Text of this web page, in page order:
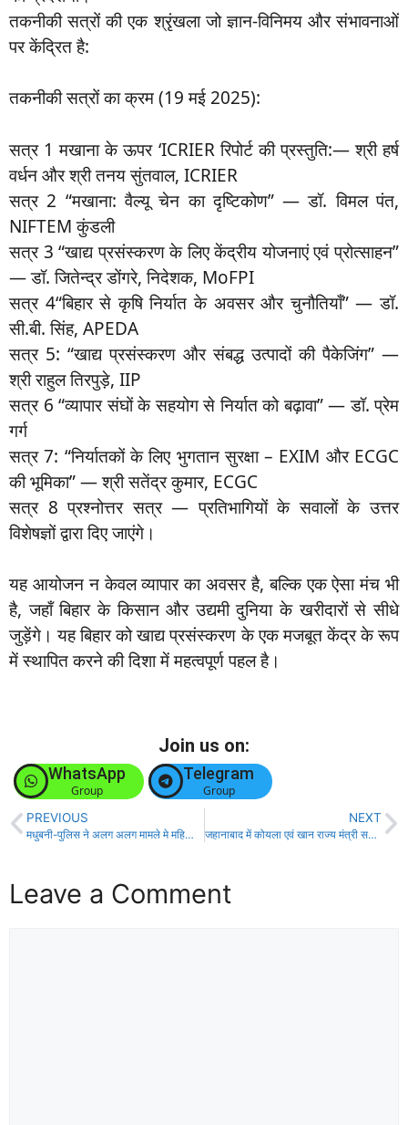
तकनीकी सत्रों की एक श्रृंखला जो ज्ञान-विनिमय और संभावनाओं
पर केंद्रित है:
तकनीकी सत्रों का क्रम (19 मई 2025):
सत्र 1 मखाना के ऊपर ‘ICRIER रिपोर्ट की प्रस्तुति:— श्री हर्ष
वर्धन और श्री तनय सुंतवाल, ICRIER
सत्र 2 “मखाना: वैल्यू चेन का दृष्टिकोण” — डॉ. विमल पंत,
NIFTEM कुंडली
सत्र 3 “खाद्य प्रसंस्करण के लिए केंद्रीय योजनाएं एवं प्रोत्साहन”
— डॉ. जितेन्द्र डोंगरे, निदेशक, MoFPI
सत्र 4“बिहार से कृषि निर्यात के अवसर और चुनौतियाँ” — डॉ.
सी.बी. सिंह, APEDA
सत्र 5: “खाद्य प्रसंस्करण और संबद्ध उत्पादों की पैकेजिंग” —
श्री राहुल तिरपुड़े, IIP
सत्र 6 “व्यापार संघों के सहयोग से निर्यात को बढ़ावा” — डॉ. प्रेम
गर्ग
सत्र 7: “निर्यातकों के लिए भुगतान सुरक्षा – EXIM और ECGC
की भूमिका” — श्री सतेंद्र कुमार, ECGC
सत्र 8 प्रश्नोत्तर सत्र — प्रतिभागियों के सवालों के उत्तर
विशेषज्ञों द्वारा दिए जाएंगे।
यह आयोजन न केवल व्यापार का अवसर है, बल्कि एक ऐसा मंच भी
है, जहाँ बिहार के किसान और उद्यमी दुनिया के खरीदारों से सीधे
जुड़ेंगे। यह बिहार को खाद्य प्रसंस्करण के एक मजबूत केंद्र के रूप
में स्थापित करने की दिशा में महत्वपूर्ण पहल है।
Join us on:
WhatsApp
Group
Telegram
Group
PREVIOUS
मधुबनी-पुलिस ने अलग अलग मामले मे महिला सहित पांच को किया गिरफ्तार!
NEXT
जहानाबाद में कोयला एवं खान राज्य मंत्री सतीश चंद्र दुबे का भव्य स्वागत!
Leave a Comment